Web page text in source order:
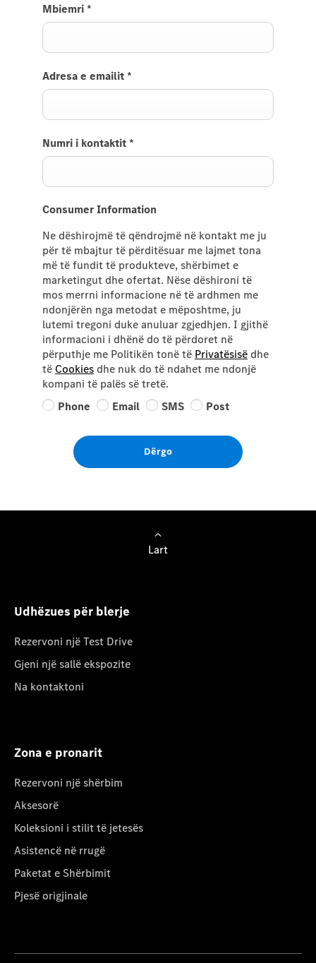
Mbiemri *
Adresa e emailit *
Numri i kontaktit *
Consumer Information
Ne dëshirojmë të qëndrojmë në kontakt me ju
për të mbajtur të përditësuar me lajmet tona
më të fundit të produkteve, shërbimet e
marketingut dhe ofertat. Nëse dëshironi të
mos merrni informacione në të ardhmen me
ndonjërën nga metodat e mëposhtme, ju
lutemi tregoni duke anuluar zgjedhjen. I gjithë
informacioni i dhënë do të përdoret në
përputhje me Politikën tonë të Privatësisë dhe
të Cookies dhe nuk do të ndahet me ndonjë
kompani të palës së tretë.
Phone
Email SMS Post
Dërgo
Lart
Udhëzues për blerje
Rezervoni një Test Drive
Gjeni një sallë ekspozite
Na kontaktoni
Zona e pronarit
Rezervoni një shërbim
Aksesorë
Koleksioni i stilit të jetesës
Asistencë në rrugë
Paketat e Shërbimit
Pjesë origjinale